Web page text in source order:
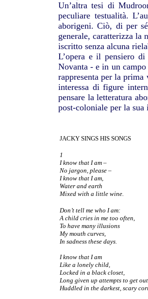
Un’altra tesi di
peculiare testualità.
aborigeni. Ciò, di per
generale, caratterizza la
iscritto senza alcuna
L’opera e il pensiero
Novanta - e in un
rappresenta per la
interessa di figure
pensare la letteratura
post-coloniale per la sua
JACKY SINGS HIS SONGS
1
I know that I am –
No jargon, please –
I know that I am,
Water and earth
Mixed with a little wine.
Don’t tell me who I am:
A child cries in me too often,
To have many illusions
My mouth curves,
In sadness these days.
I know that I am
Like a lonely child,
Locked in a black closet,
Long given up attempts to get
Huddled in the darkest, scary